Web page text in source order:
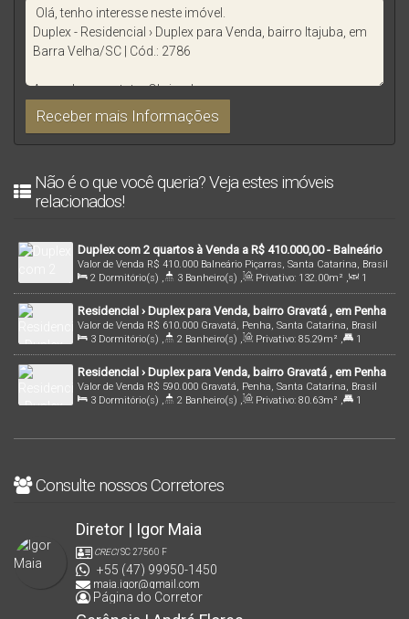
Não é o que você queria? Veja estes imóveis
relacionados!
Duplex com 2 quartos à Venda a R$ 410.000,00 - Balneário
Piçarras | Cód. 517
R$ 410.000
Valor de Venda
Balneário Piçarras, Santa Catarina, Brasil
2 Dormitório(s) , 3 Banheiro(s) , Privativo: 132.00m² ,
1
Sala(s) , 2 Suíte(s) , Total: 132.00m² , 2 Vaga(s) ,
Útil:
92.00m² , Terreno: 1000.00m² , Comprimento: 250.00m
Fundos: 40.00m , Frente: 40.00m Lado Direito: 250.00m
,
Lado Esquerdo: 250.00 m
Residencial › Duplex para Venda, bairro Gravatá , em Penha
/SC | Cód.: 2703
R$ 610.000
Valor de Venda
Gravatá, Penha, Santa Catarina, Brasil
3 Dormitório(s) , 2 Banheiro(s) , Privativo: 85.29m² ,
1
Suíte(s) , Total: 164.29m² , 1 Vaga(s) , 1400mDistância do Mar
Residencial › Duplex para Venda, bairro Gravatá , em Penha
/SC | Cód.: 2704
R$ 590.000
Valor de Venda
Gravatá, Penha, Santa Catarina, Brasil
3 Dormitório(s) , 2 Banheiro(s) , Privativo: 80.63m² ,
1
Consulte nossos Corretores
Diretor | Igor Maia
CRECISC 27560 F
+55 (47) 99950-1450
maia.igor@gmail.com
Página do Corretor